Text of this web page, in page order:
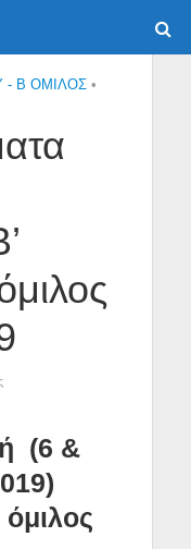
- Β ΟΜΙΛΟΣ •
(6 &
όμιλος